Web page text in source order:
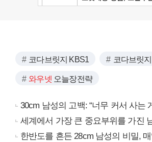
코다브릿지 KBS1 코다브릿지
와우넷 오늘장전략
30cm 남성의 고백: “너무 커서 사는
세계에서 가장 큰 중요부위를 가진
한반도를 흔든 28cm 남성의 비밀,